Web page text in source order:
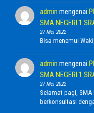
admin mengenai
SMA NEGERI 1
27 Mei 2022
Bisa menemui
admin mengenai
SMA NEGERI 1
27 Mei 2022
Selamat pagi, SMA
berkonsultasi